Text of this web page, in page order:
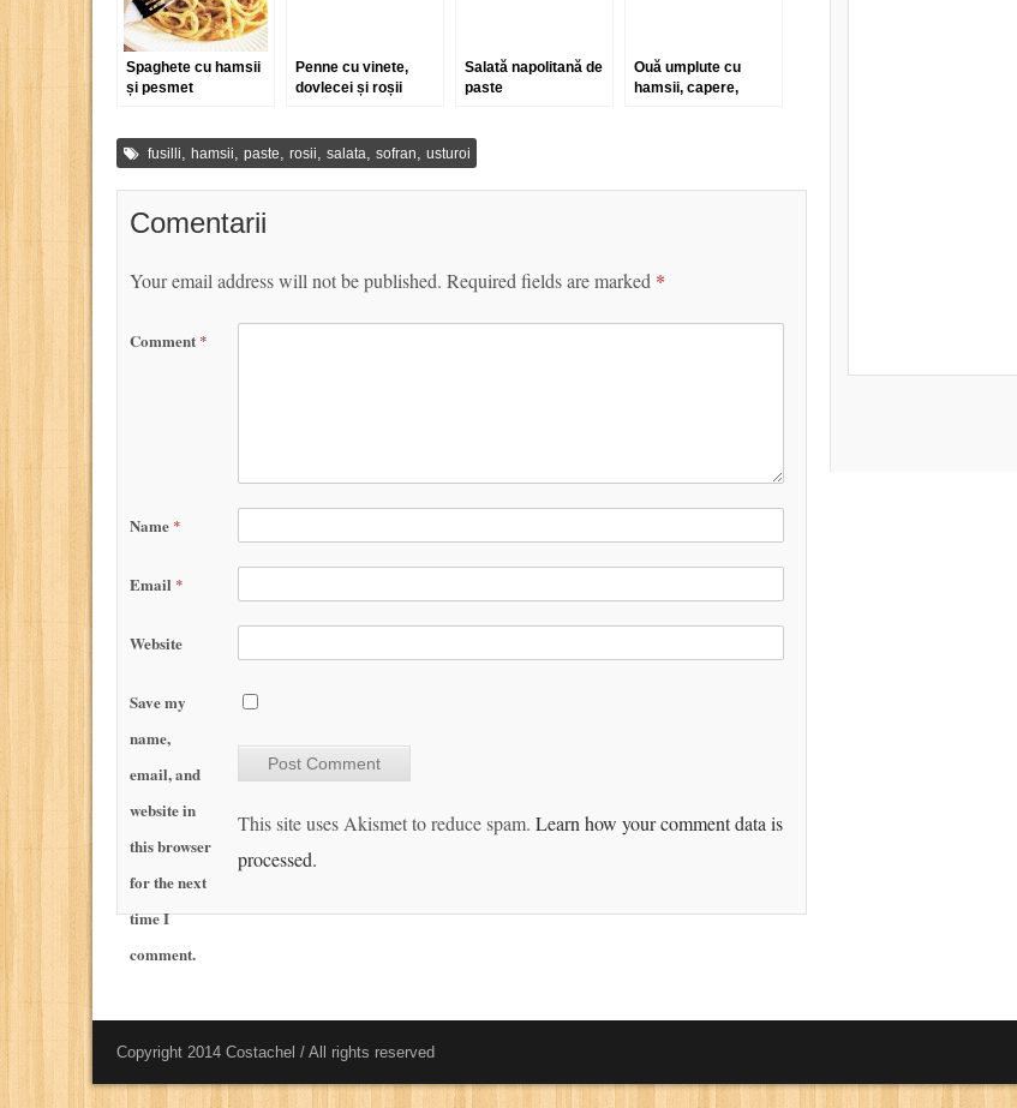
Spaghete cu hamsii
și pesmet
Penne cu vinete,
dovlecei și roșii
Salată napolitană de
paste
Ouă umplute cu
hamsii, capere,
fusilli, hamsii, paste, rosii, salata, sofran, usturoi
Comentarii
Your email address will not be published. Required fields are marked *
Comment *
Name *
Email *
Website
Save my
name,
email, and
website in
this browser
for the next
time I
comment.
This site uses Akismet to reduce spam. Learn how your comment data is
processed.
Copyright 2014 Costachel / All rights reserved